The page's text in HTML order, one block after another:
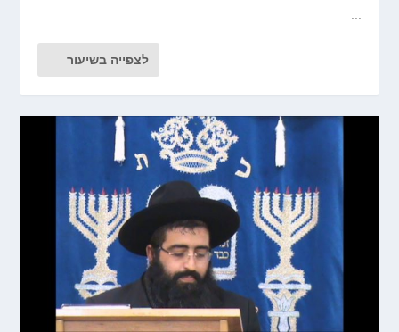
לצפייה בשיעור